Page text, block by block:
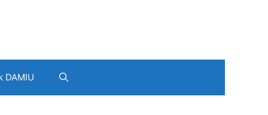
DAMIU